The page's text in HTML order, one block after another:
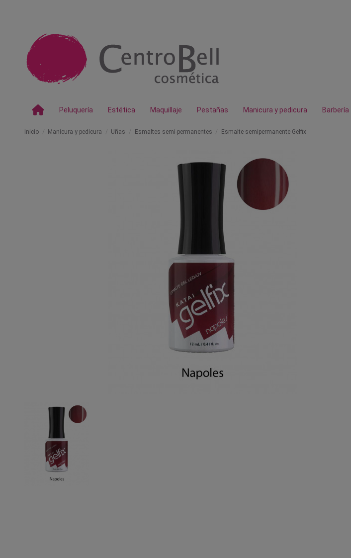
Peluquería Estética Maquillaje Pestañas Manicura y pedicura Barbería
Inicio Manicura y pedicura Uñas Esmaltes semi-permanentes Esmalte semipermanente Gelfix